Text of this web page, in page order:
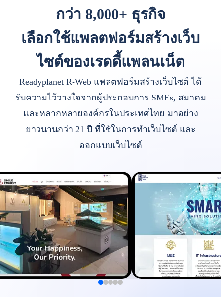
กว่า 8,000+ ธุรกิจ
เลือกใช้แพลตฟอร์มสร้างเว็บ
ไซต์ของเรดดี้แพลนเน็ต
Readyplanet R-Web แพลตฟอร์มสร้างเว็บไซต์ ได้
รับความไว้วางใจจากผู้ประกอบการ SMEs, สมาคม
และหลากหลายองค์กรในประเทศไทย มาอย่าง
ยาวนานกว่า 21 ปี ที่ใช้ในการทำเว็บไซต์ และ
ออกแบบเว็บไซต์